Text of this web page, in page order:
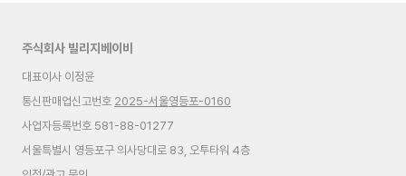
주식회사 빌리지베이비
대표이사 이정윤
통신판매업신고번호 2025-서울영등포-0160
사업자등록번호 581-88-01277
서울특별시 영등포구 의사당대로 83, 오투타워 4층